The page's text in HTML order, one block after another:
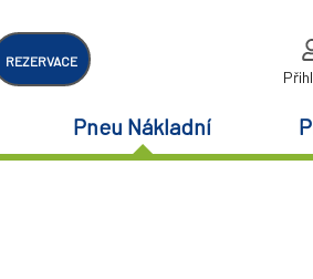
REZERVACE
Pneu Nákladní